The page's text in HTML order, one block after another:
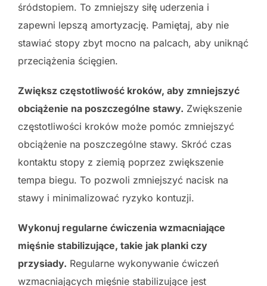
śródstopiem. To zmniejszy siłę uderzenia i
zapewni lepszą amortyzację. Pamiętaj, aby nie
stawiać stopy zbyt mocno na palcach, aby uniknąć
przeciążenia ścięgien.
Zwiększ częstotliwość kroków, aby zmniejszyć
obciążenie na poszczególne stawy. Zwiększenie
częstotliwości kroków może pomóc zmniejszyć
obciążenie na poszczególne stawy. Skróć czas
kontaktu stopy z ziemią poprzez zwiększenie
tempa biegu. To pozwoli zmniejszyć nacisk na
stawy i minimalizować ryzyko kontuzji.
Wykonuj regularne ćwiczenia wzmacniające
mięśnie stabilizujące, takie jak planki czy
przysiady. Regularne wykonywanie ćwiczeń
wzmacniających mięśnie stabilizujące jest